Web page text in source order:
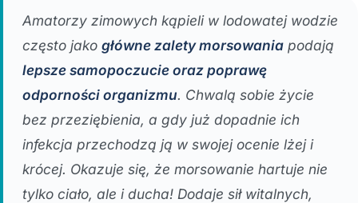
Amatorzy zimowych kąpieli w lodowatej wodzie
często jako główne zalety morsowania podają
lepsze samopoczucie oraz poprawę
odporności organizmu. Chwalą sobie życie
bez przeziębienia, a gdy już dopadnie ich
infekcja przechodzą ją w swojej ocenie lżej i
krócej. Okazuje się, że morsowanie hartuje nie
tylko ciało, ale i ducha! Dodaje sił witalnych,